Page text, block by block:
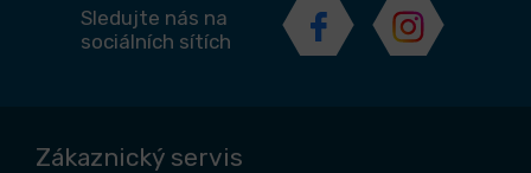
Sledujte nás na
sociálních sítích
Zákaznický servis